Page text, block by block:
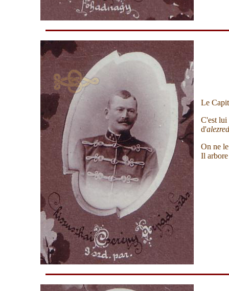
Le
C'est lui
d'a
On ne
Il